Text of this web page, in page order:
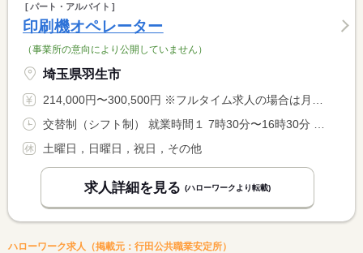
パート・アルバイト
印刷機オペレーター
（事業所の意向により公開していません）
埼玉県羽生市
214,000円〜300,500円 ※フルタイム求人の場合は月額（換算額）、パート求人の場合は時間額を表示しています。
土曜日，日曜日，祝日，その他
求人詳細を見る (ハローワークより転載)
ハローワーク求人（掲載元：行田公共職業安定所）